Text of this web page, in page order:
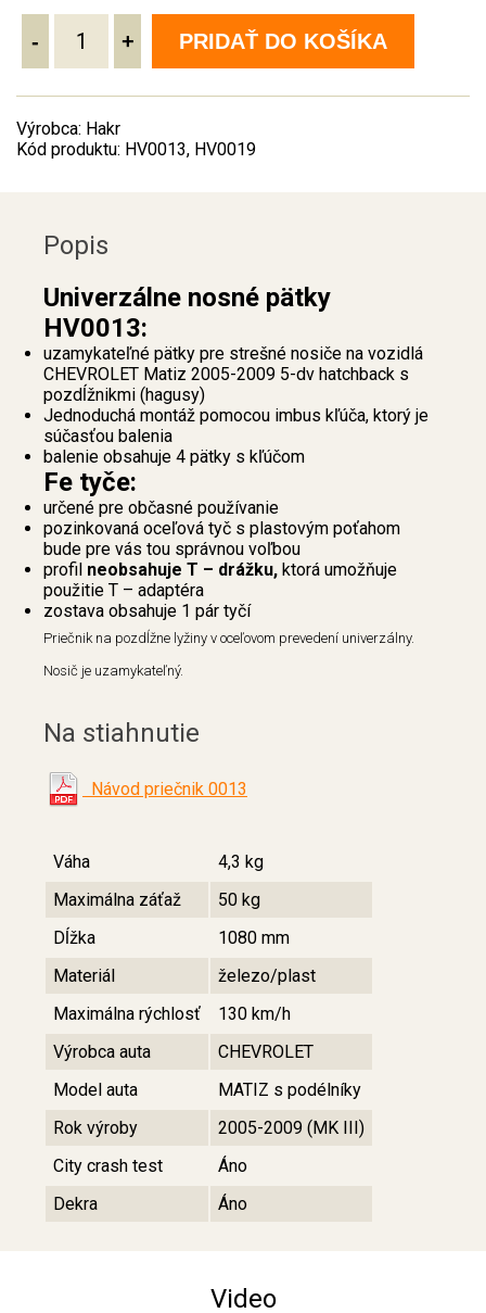
- + PRIDAŤ DO KOŠÍKA
Výrobca: Hakr
Kód produktu: HV0013, HV0019
Popis
Univerzálne nosné pätky
HV0013:
uzamykateľné pätky pre strešné nosiče na vozidlá
CHEVROLET Matiz 2005-2009 5-dv hatchback s
pozdĺžnikmi (hagusy)
Jednoduchá montáž pomocou imbus kľúča, ktorý je
súčasťou balenia
balenie obsahuje 4 pätky s kľúčom
Fe tyče:
určené pre občasné používanie
pozinkovaná oceľová tyč s plastovým poťahom
bude pre vás tou správnou voľbou
profil neobsahuje T – drážku, ktorá umožňuje
použitie T – adaptéra
zostava obsahuje 1 pár tyčí
Priečnik na pozdĺžne lyžiny v oceľovom prevedení univerzálny.
Nosič je uzamykateľný.
Na stiahnutie
Návod priečnik 0013
Váha
4,3 kg
Maximálna záťaž
50 kg
Dĺžka
1080 mm
Materiál
železo/plast
Maximálna rýchlosť
130 km/h
Výrobca auta
CHEVROLET
Model auta
MATIZ s podélníky
Rok výroby
2005-2009 (MK III)
City crash test
Áno
Dekra
Áno
Video